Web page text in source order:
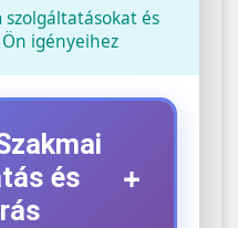
szolgáltatásokat és
igényeihez
és
+